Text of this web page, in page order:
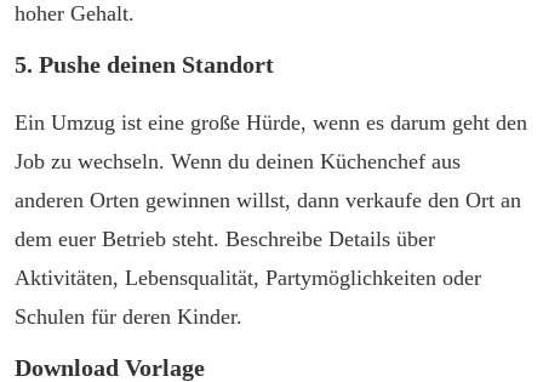
hoher Gehalt.
5. Pushe deinen Standort
Ein Umzug ist eine große Hürde, wenn es darum geht den
Job zu wechseln. Wenn du deinen Küchenchef aus
anderen Orten gewinnen willst, dann verkaufe den Ort an
dem euer Betrieb steht. Beschreibe Details über
Aktivitäten, Lebensqualität, Partymöglichkeiten oder
Schulen für deren Kinder.
Download Vorlage